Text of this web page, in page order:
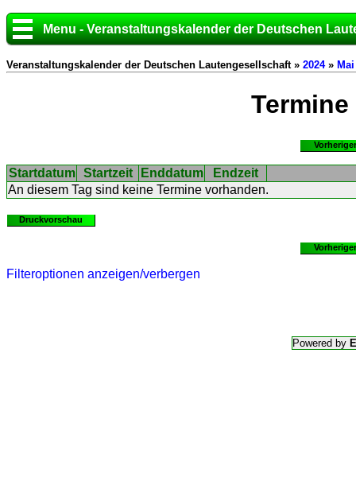
Menu - Veranstaltungskalender der Deutschen
Veranstaltungskalender der Deutschen Lautengesellschaft » 2024» Mai
Termine
Startdatum Startzeit Enddatum
Endzeit
An diesem Tag sind keine Termine vorhanden.
Druckvorschau
Filteroptionen anzeigen/verbergen
Powered by